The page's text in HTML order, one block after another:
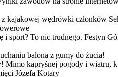
z kajakowej wędrówki członków
i sport? To nic trudnego. Festyn
balona z gumy do żucia!
Mimo kapryśnej pogody i wiatru,
Józefa Kotary